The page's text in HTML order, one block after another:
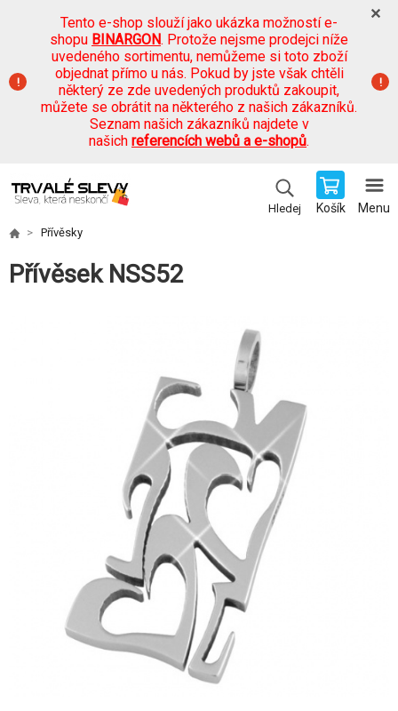
Tento e-shop slouží jako ukázka možností e-
shopu BINARGON. Protože nejsme prodejci níže
uvedeného sortimentu, nemůžeme si toto zboží
objednat přímo u nás. Pokud by jste však chtěli
některý ze zde uvedených produktů zakoupit,
můžete se obrátit na některého z našich zákazníků.
Seznam našich zákazníků najdete v
našich referencích webů a e-shopů.
Hledej Košík Menu
Přívěsky
Přívěsek NSS52